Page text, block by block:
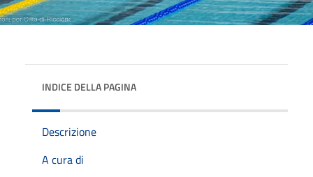
INDICE DELLA PAGINA
Descrizione
A cura di